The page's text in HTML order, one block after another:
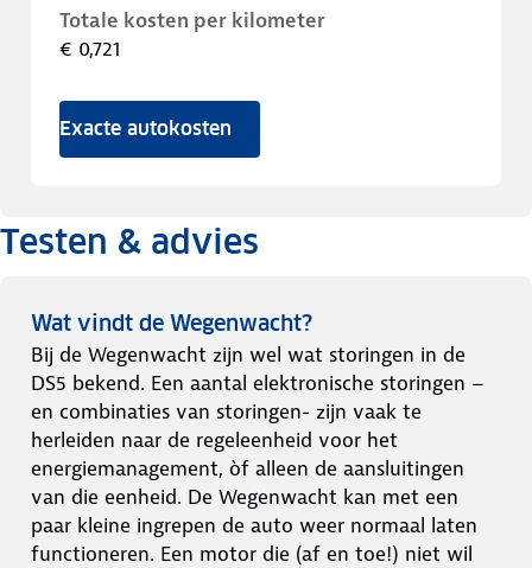
Totale kosten per kilometer
€ 0,721
Exacte autokosten
Testen & advies
Wat vindt de Wegenwacht?
Bij de Wegenwacht zijn wel wat storingen in de
DS5 bekend. Een aantal elektronische storingen –
en combinaties van storingen- zijn vaak te
herleiden naar de regeleenheid voor het
energiemanagement, òf alleen de aansluitingen
van die eenheid. De Wegenwacht kan met een
paar kleine ingrepen de auto weer normaal laten
functioneren. Een motor die (af en toe!) niet wil